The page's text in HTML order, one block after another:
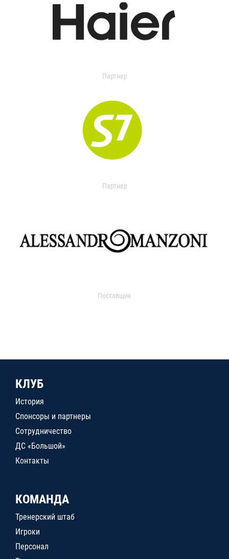
Партнер
Партнер
Поставщик
КЛУБ
История
Спонсоры и партнеры
Сотрудничество
ДС «Большой»
Контакты
КОМАНДА
Тренерский штаб
Игроки
Персонал